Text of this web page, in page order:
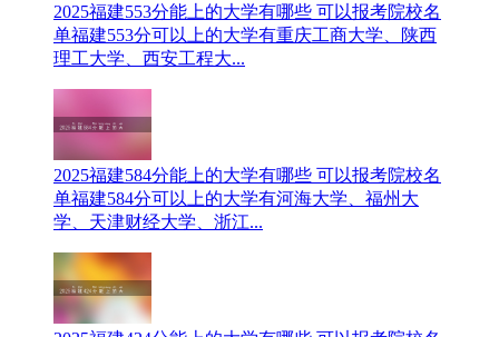
2025福建553分能上的大学有哪些 可以报考院校名
单福建553分可以上的大学有重庆工商大学、陕西
理工大学、西安工程大...
2025福建584分能上的大学有哪些 可以报考院校名
单福建584分可以上的大学有河海大学、福州大
学、天津财经大学、浙江...